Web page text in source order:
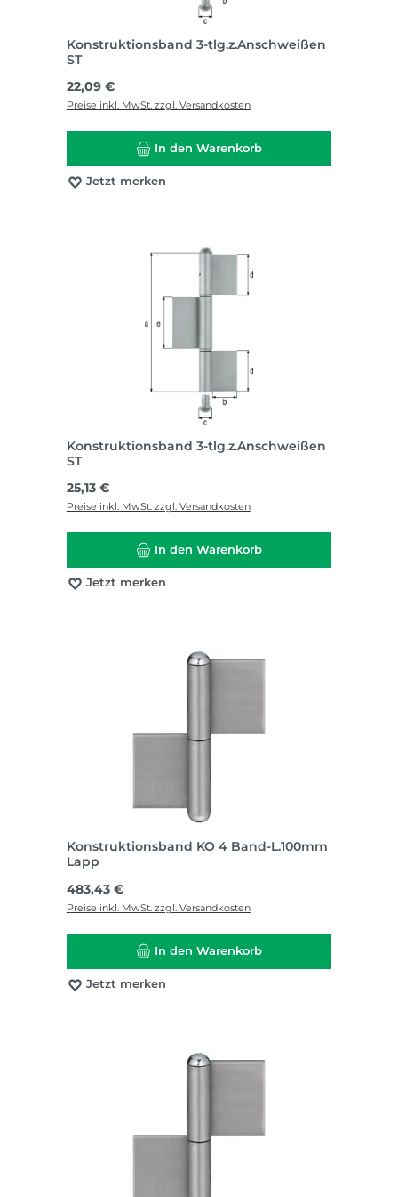
Konstruktionsband 3-tlg.z.Anschweißen
ST
Regulärer Preis:
22,09 €
Preise inkl. MwSt. zzgl. Versandkosten
In den Warenkorb
Jetzt merken
Konstruktionsband 3-tlg.z.Anschweißen
ST
Regulärer Preis:
25,13 €
Preise inkl. MwSt. zzgl. Versandkosten
In den Warenkorb
Jetzt merken
Konstruktionsband KO 4 Band-L.100mm
Lapp
Regulärer Preis:
483,43 €
Preise inkl. MwSt. zzgl. Versandkosten
In den Warenkorb
Jetzt merken